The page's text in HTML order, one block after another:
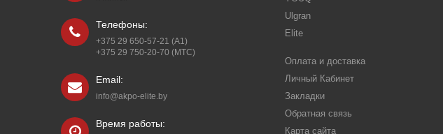
Телефоны:
+375 29 650-57-21 (A1)
+375 29 750-20-70 (МТС)
Email:
info@akpo-elite.by
Время работы:
Ulgran
Elite
Оплата и доставка
Личный Кабинет
Закладки
Обратная связь
Карта сайта